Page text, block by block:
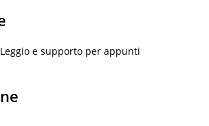
e supporto per appunti